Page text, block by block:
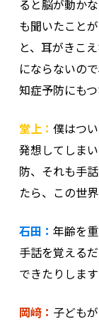
ると脳が動か
も聞いたこと
と、耳がきこ
にならないの
知症予防にも
堂上： 僕はつ
発想してしま
防、それも手
たら、この世
石田： 年齢を
手話を覚える
できたりしま
岡﨑： 子ども